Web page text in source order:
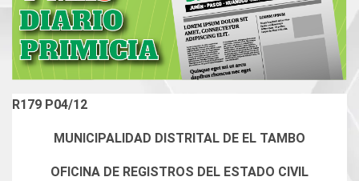
R179 P04/12
MUNICIPALIDAD DISTRITAL DE EL TAMBO
OFICINA DE REGISTROS DEL ESTADO CIVIL